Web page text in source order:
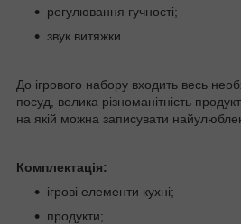
регулювання гучності;
звук витяжки.
До ігрового набору входить весь
посуд, велика різноманітність
на якій можна записувати
Комплектація:
ігрові елементи кухні;
продукти;